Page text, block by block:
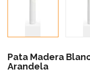
Pata Madera
Arandela